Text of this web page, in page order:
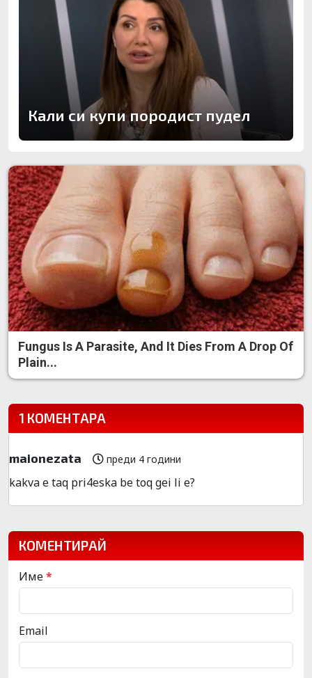
Кали си купи породист пудел
Fungus Is A Parasite, And It Dies From A Drop Of
Plain...
1 КОМЕНТАРА
maionezata преди 4 години
kakva e taq pri4eska be toq gei li e?
КОМЕНТИРАЙ
Име*
Email